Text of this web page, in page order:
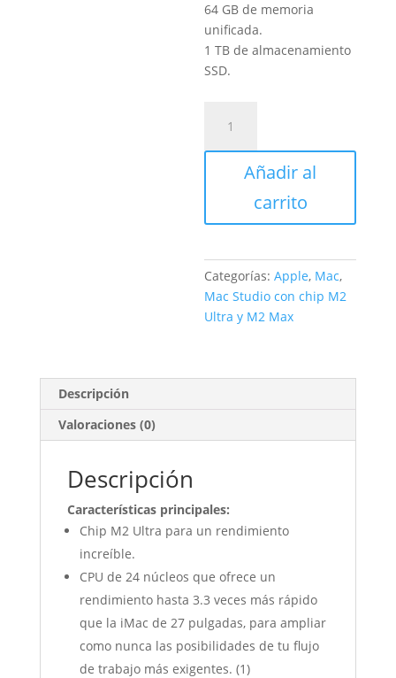
64 GB de memoria
unificada.
1 TB de almacenamiento
SSD.
Studio
con
Añadir al
carrito
Categorías:Apple, Mac,
Mac Studio con chip M2
Ultra y M2 Max
Descripción
Valoraciones (0)
Descripción
Características principales:
Chip M2 Ultra para un rendimiento
increíble.
CPU de 24 núcleos que ofrece un
rendimiento hasta 3.3 veces más rápido
que la iMac de 27 pulgadas, para ampliar
como nunca las posibilidades de tu flujo
de trabajo más exigentes. (1)